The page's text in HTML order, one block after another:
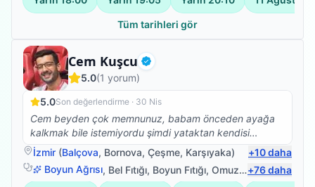
Tüm tarihleri gör
Cem Kuşcu Doğrulanmış
Fizyoterapist
5.0(1 yorum)
5.0Son değerlendirme · 30 Nis
Cem beyden çok memnunuz, babam önceden ayağa
kalkmak bile istemiyordu şimdi yataktan kendisi
kalkıyor yan koltuğa geçiyor, hareket etme konusunda
daha istekli. Çok teşekkür ederiz.
İzmir (Balçova, Bornova, Çeşme, Karşıyaka) +10daha
Boyun Ağrısı, Bel Fıtığı, Boyun Fıtığı, Omuz Bağ Yaralanması +76daha